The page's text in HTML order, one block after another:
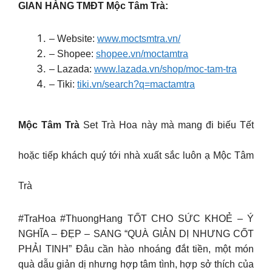
GIAN HÀNG TMĐT Mộc Tâm Trà:
– Website: www.moctsmtra.vn/
– Shopee: shopee.vn/moctamtra
– Lazada: www.lazada.vn/shop/moc-tam-tra
– Tiki: tiki.vn/search?q=mactamtra
Mộc Tâm Trà Set Trà Hoa này mà mang đi biếu Tết
hoặc tiếp khách quý tới nhà xuất sắc luôn ạ Mộc Tâm
Trà
#TraHoa #ThuongHang TỐT CHO SỨC KHOẺ – Ý
NGHĨA – ĐẸP – SANG “QUÀ GIẢN DỊ NHƯNG CỐT
PHẢI TINH” Đâu cần hào nhoáng đắt tiền, một món
quà dẫu giản dị nhưng hợp tâm tình, hợp sở thích của